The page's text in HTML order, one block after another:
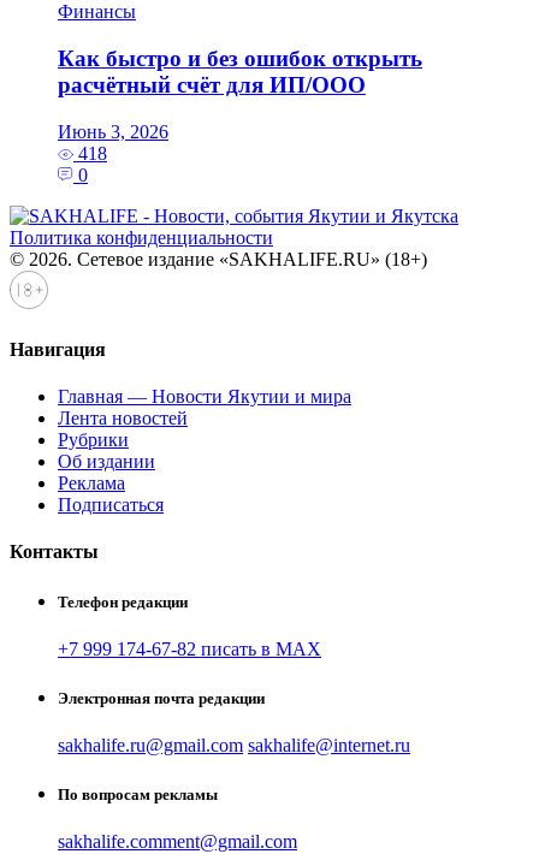
Финансы
Как быстро и без ошибок открыть
расчётный счёт для ИП/ООО
Июнь 3, 2026
418
0
Политика конфиденциальности
© 2026. Сетевое издание «SAKHALIFE.RU» (18+)
Навигация
Главная — Новости Якутии и мира
Лента новостей
Рубрики
Об издании
Реклама
Подписаться
Контакты
Телефон редакции
+7 999 174-67-82 писать в MAX
Электронная почта редакции
sakhalife.ru@gmail.com sakhalife@internet.ru
По вопросам рекламы
sakhalife.comment@gmail.com